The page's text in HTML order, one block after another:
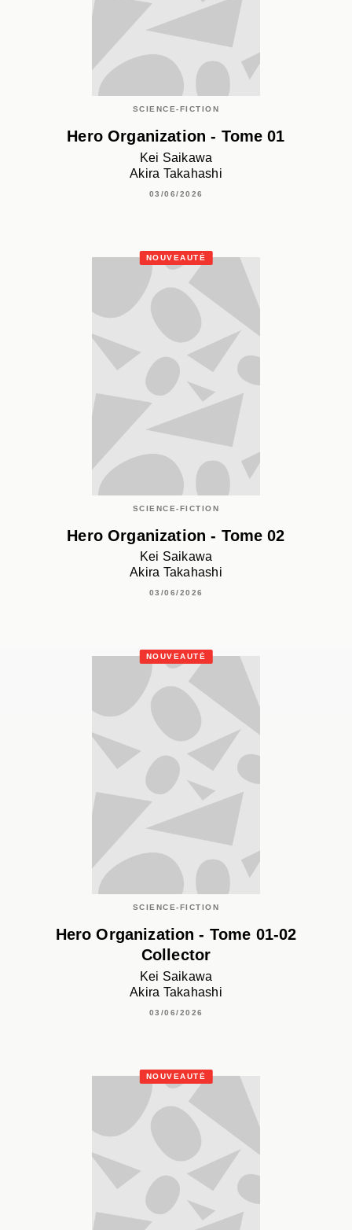
SCIENCE-FICTION
Hero Organization - Tome 01
Kei Saikawa
Akira Takahashi
03/06/2026
NOUVEAUTÉ
SCIENCE-FICTION
Hero Organization - Tome 02
Kei Saikawa
Akira Takahashi
03/06/2026
NOUVEAUTÉ
SCIENCE-FICTION
Hero Organization - Tome 01-02
Collector
Kei Saikawa
Akira Takahashi
03/06/2026
NOUVEAUTÉ